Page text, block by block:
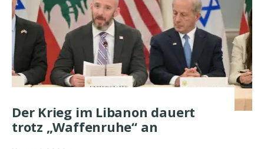
Der Krieg im Libanon dauert
trotz „Waffenruhe“ an